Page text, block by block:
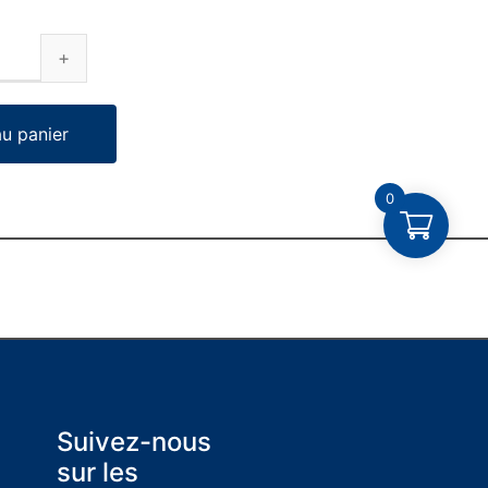
panier
Suivez-nous
sur les
0